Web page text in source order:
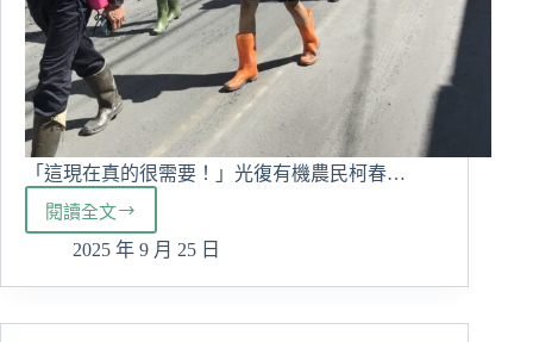
「這現在真的很需要！」光復有機農民柯春…
閱讀全文
走
過
的
2025 年 9 月 25 日